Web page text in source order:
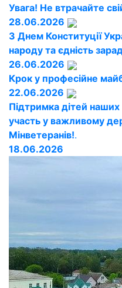
Увага! Не втрачайте
28.06.2026
З Днем Конституції
народу та єдність
26.06.2026
Крок у професійне
22.06.2026
Підтримка дітей
участь у важливому
Мінветеранів!.
18.06.2026